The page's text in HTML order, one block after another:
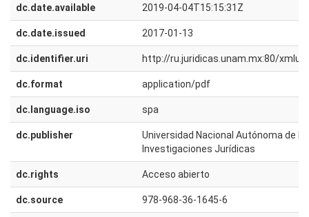
dc.date.available 2019-04-04T15:15:31Z
dc.date.issued 2017-01-13
dc.identifier.uri http://ru.juridicas.unam.mx:80/
dc.format application/pdf
dc.language.iso spa
dc.publisher
Universidad Nacional Autónoma de
Investigaciones Jurídicas
dc.rights Acceso abierto
dc.source 978-968-36-1645-6